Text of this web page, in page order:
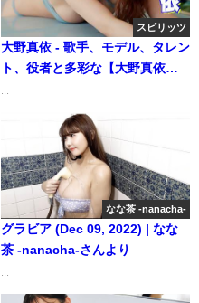
スピリッツ
大野真依 - 歌手、モデル、タレン
ト、役者と多彩な【大野真依】
ピリッツTubeさんより
なな茶 -nanacha-
グラビア (Dec 09, 2022) | なな
茶 -nanacha-さんより